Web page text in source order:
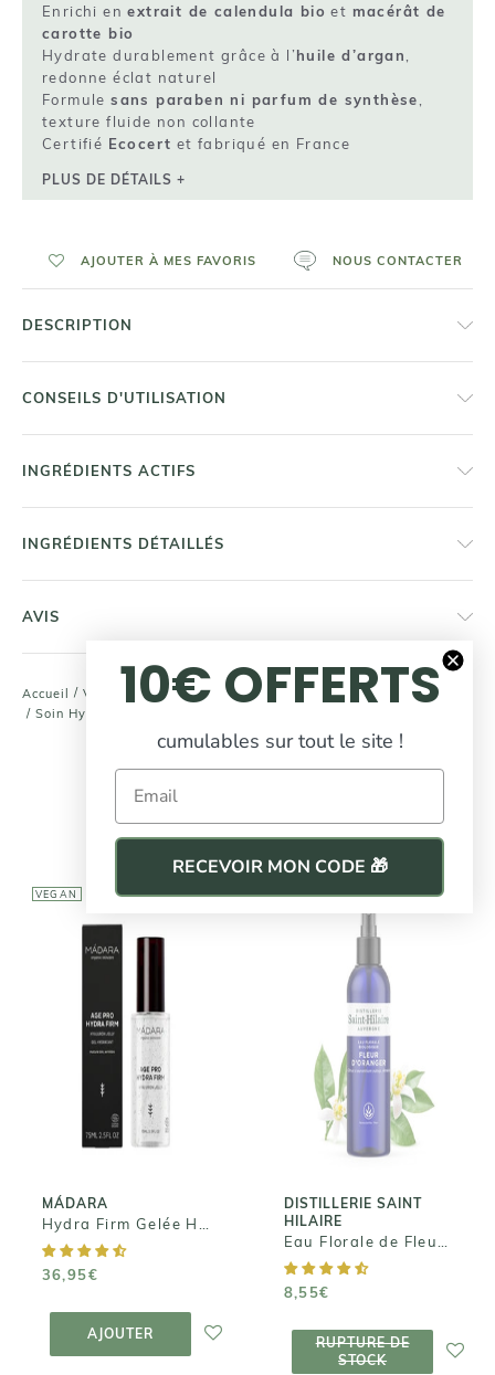
Accueil / Visage Crèmes Hydratantes /
Soins Visage
/ Soin Hydratant Bonne Mine
Enrichi enextrait de calendula bio et macérât de
carotte bio
Hydrate durablement grâce à l’huile d’argan
redonne éclat naturel
Formulesans paraben ni parfum de synthèse
texture fluide non collante
Certifié Ecocert et fabriqué en France
PLUS DE DÉTAILS +
AJOUTER À MES FAVORIS NOUS CONTACTER
DESCRIPTION
CONSEILS D'UTILISATION
INGRÉDIENTS ACTIFS
INGRÉDIENTS DÉTAILLÉS
AVIS
COMPLÉTEZ
votre routine beauté
VEGAN
MÁDARA
36,95€
AJOUTER
MÁDARA
Hydra Firm
Gelée
Hyaluronique
36,95€
PANIER
VEGAN
DISTILLERIE SAINT
HILAIRE
8,55€
RUPTURE DE
STOCK
DISTILLERIE
SAINT HILAIRE
Eau Florale de
d'Oranger
8,55€
STOCK
10€ OFFERTS
cumulables sur tout le site !
Email
RECEVOIR MON CODE 🎁